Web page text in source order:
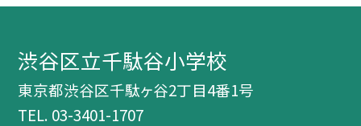
渋谷区立千駄谷小学校
東京都渋谷区千駄ヶ谷2丁目4番1号
TEL. 03-3401-1707